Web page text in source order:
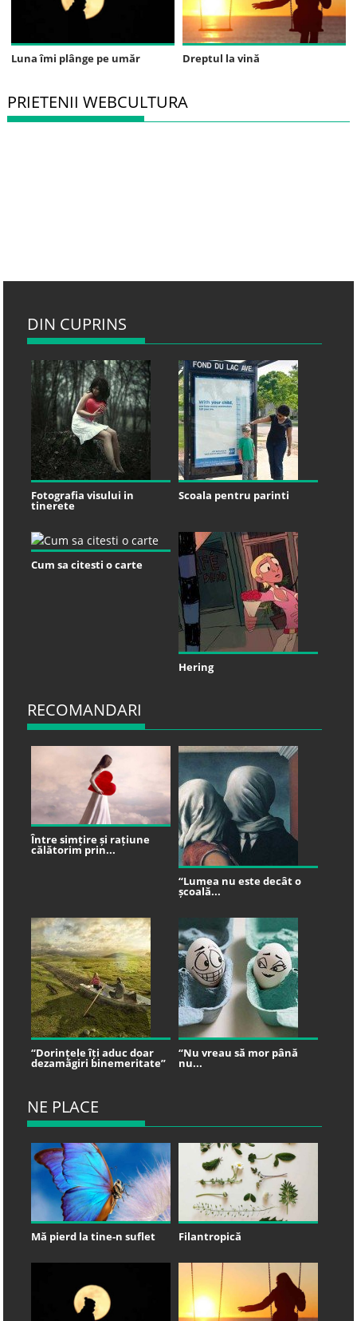
Luna îmi plânge pe umăr Dreptul la vină
PRIETENII WEBCULTURA
DIN CUPRINS
Fotografia visului in
tinerete
Scoala pentru parinti
Cum sa citesti o carte
Hering
RECOMANDARI
Între simțire și rațiune
călătorim prin...
“Lumea nu este decât o
școală...
“Dorințele îți aduc doar
dezamăgiri binemeritate”
“Nu vreau să mor până
nu...
NE PLACE
Mă pierd la tine-n suflet Filantropică